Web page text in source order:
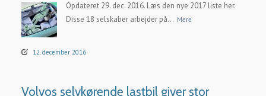
Opdateret 29. dec. 2016. Læs den nye 2017 liste her.
Disse 18 selskaber arbejder på... Mere
12. december 2016
Volvos selvkørende lastbil giver stor